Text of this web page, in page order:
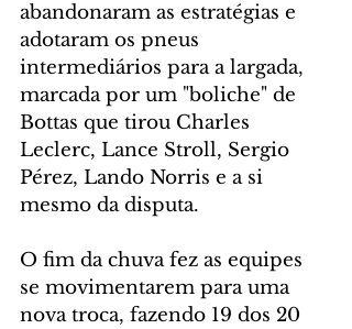
abandonaram as estratégias e
adotaram os pneus
intermediários para a largada,
marcada por um "boliche" de
Bottas que tirou Charles
Leclerc, Lance Stroll, Sergio
Pérez, Lando Norris e a si
mesmo da disputa.
O fim da chuva fez as equipes
se movimentarem para uma
nova troca, fazendo 19 dos 20